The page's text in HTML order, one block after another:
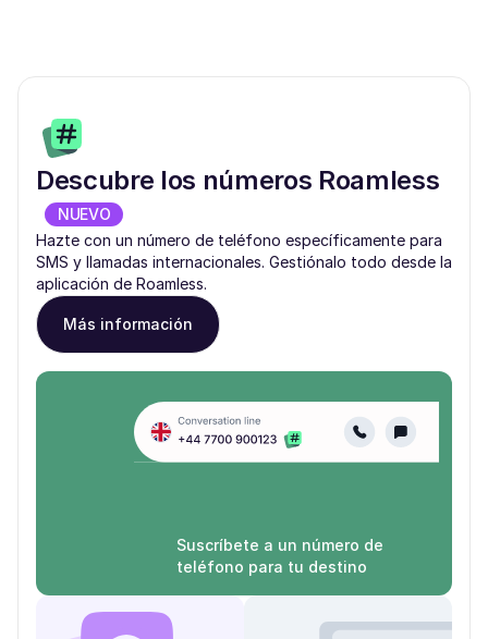
Descubre los números Roamless
NUEVO
Hazte con un número de teléfono específicamente para
SMS y llamadas internacionales. Gestiónalo todo desde la
aplicación de Roamless.
Más información
Suscríbete a un número de
teléfono para tu destino